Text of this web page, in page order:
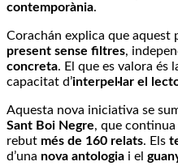
contemporània.
Corachán explica que aquest
present sense filtres,
concreta. El que es valora és
capacitat d’interpel·lar el
Aquesta nova iniciativa se
Sant Boi Negre, que continua
rebut més de 160 relats. Els
d’una nova antologia i el